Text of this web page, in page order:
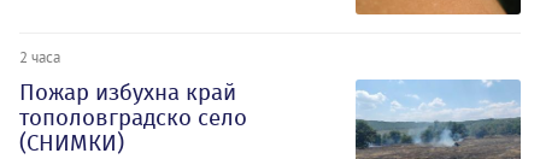
2 часа
Пожар избухна край
тополовградско село
(СНИМКИ)